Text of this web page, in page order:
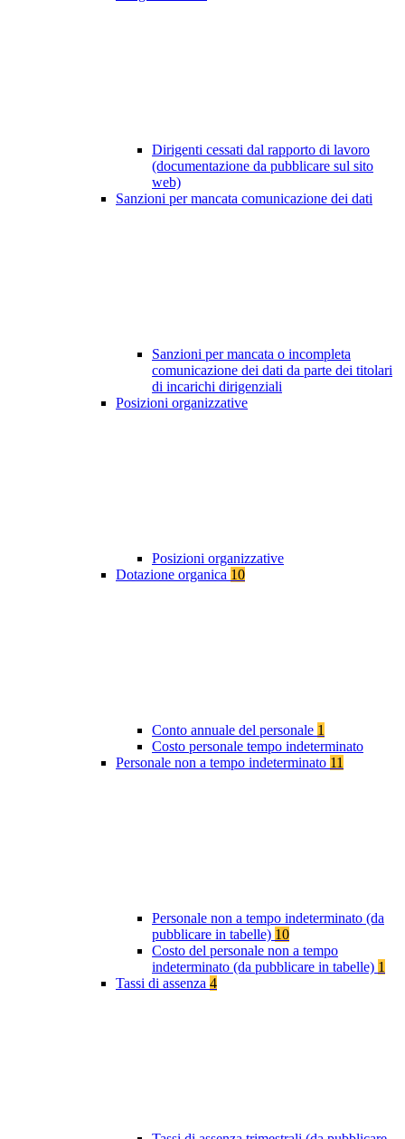
Dirigenti cessati dal rapporto di lavoro
(documentazione da pubblicare sul sito
web)
Sanzioni per mancata comunicazione dei dati
Sanzioni per mancata o incompleta
comunicazione dei dati da parte dei titolari
di incarichi dirigenziali
Posizioni organizzative
Posizioni organizzative
Dotazione organica 10
Conto annuale del personale 1
Costo personale tempo indeterminato
Personale non a tempo indeterminato 11
Personale non a tempo indeterminato (da
pubblicare in tabelle) 10
Costo del personale non a tempo
indeterminato (da pubblicare in tabelle) 1
Tassi di assenza 4